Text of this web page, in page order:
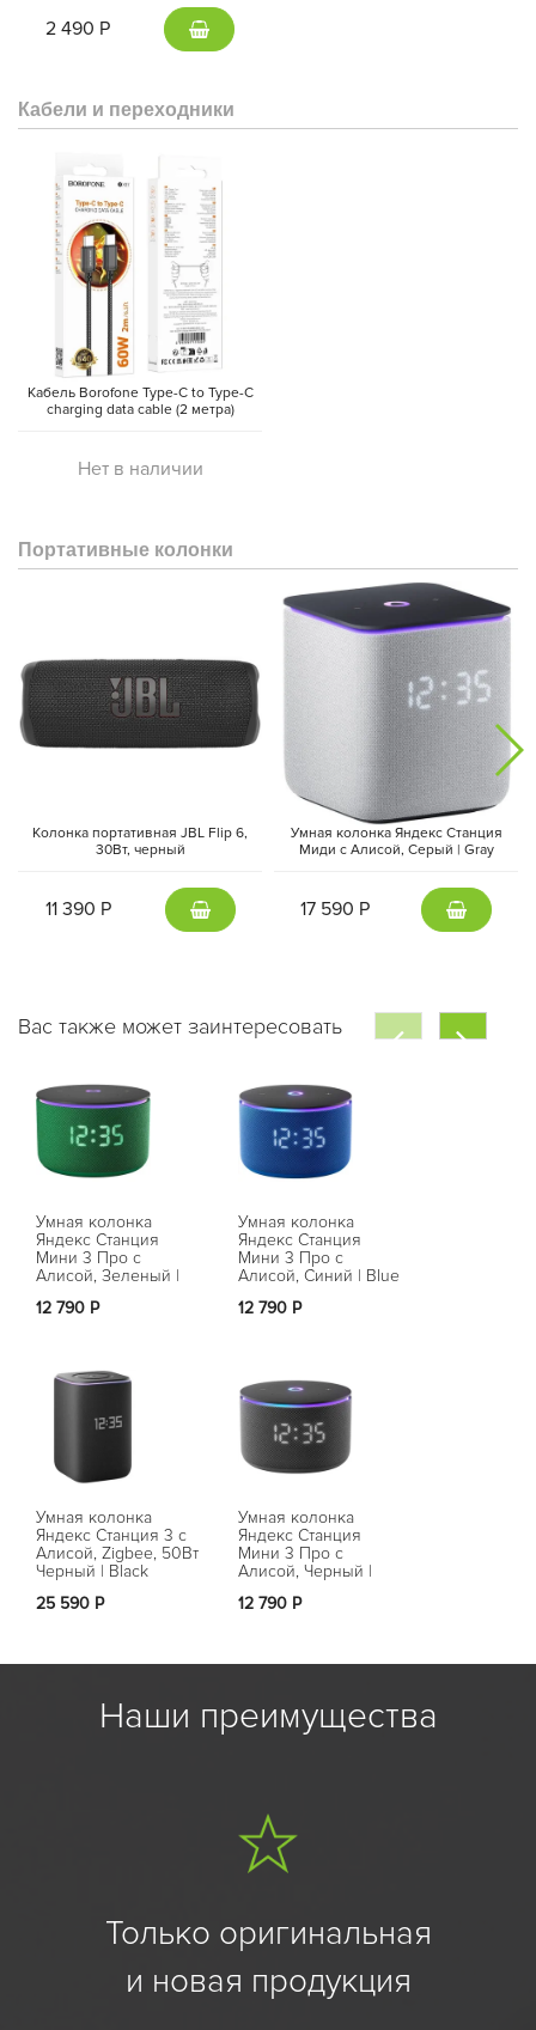
2 490 Р
Кабели и переходники
Кабель Borofone Type-C to Type-C
charging data cable (2 метра)
Нет в наличии
Портативные колонки
Колонка портативная JBL Flip 6,
30Вт, черный
11 390 Р
Умная колонка Яндекс Станция
Миди с Алисой, Cерый | Gray
17 590 Р
Вас также может заинтересовать
Умная колонка
Яндекс Станция
Мини 3 Про с
Алисой, Зеленый |
12 790 Р
Умная колонка
Яндекс Станция 3 с
Алисой, Zigbee, 50Вт
Черный | Black
25 590 Р
Умная колонка
Яндекс Станция
Мини 3 Про с
Алисой, Синий | Blue
12 790 Р
Умная колонка
Яндекс Станция
Мини 3 Про с
Алисой, Черный |
12 790 Р
Наши преимущества
Только оригинальная
и новая продукция